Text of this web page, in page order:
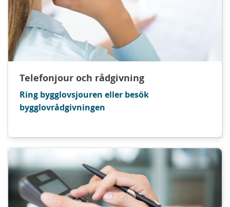
Telefonjour och rådgivning
Ring bygglovsjouren eller besök
bygglovrådgivningen